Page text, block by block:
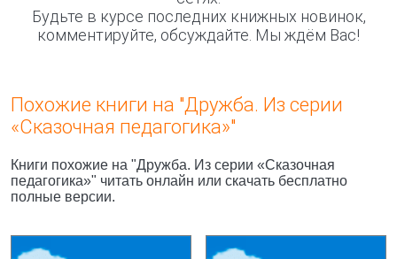
Будьте в курсе последних книжных новинок,
комментируйте, обсуждайте. Мы ждём Вас!
Похожие книги на "Дружба. Из серии
«Сказочная педагогика»"
Книги похожие на "Дружба. Из серии «Сказочная
педагогика»" читать онлайн или скачать бесплатно
полные версии.